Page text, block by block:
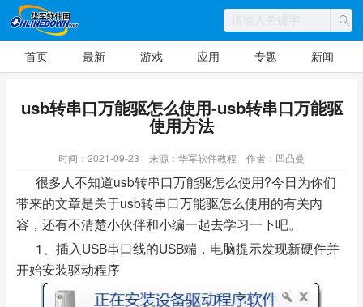
首页 最新 游戏 应用 专题 新闻
usb转串口万能驱怎么使用-usb转串口万能驱
使用方法
时间：2021-09-23 来源：华军软件教程 作者：凹凸曼
很多人不知道usb转串口万能驱怎么使用?今日为你们
带来的文章是关于usb转串口万能驱怎么使用的有关内
容，还有不清楚小伙伴和小编一起去学习一下吧。
1、插入USB串口线的USB端，电脑提示发现新硬件并
开始安装驱动程序